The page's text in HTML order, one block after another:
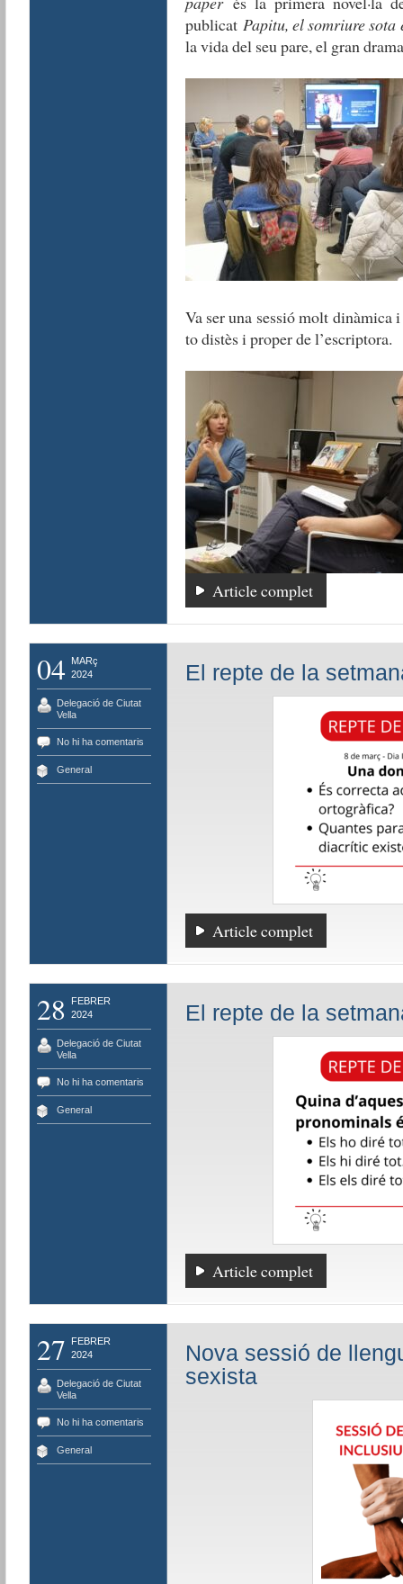
publicat Papitu, el somriure
la vida del seu pare, el gran
Va ser una sessió molt dinàmica
to distès i proper de l’escriptora.
Article complet
04
MARç
2024
Delegació de Ciutat
Vella
No hi ha comentaris
General
El repte de la
Article complet
28
FEBRER
2024
Delegació de Ciutat
Vella
No hi ha comentaris
General
El repte de la
Article complet
27
FEBRER
2024
Delegació de Ciutat
Vella
No hi ha comentaris
General
Nova sessió de
sexista